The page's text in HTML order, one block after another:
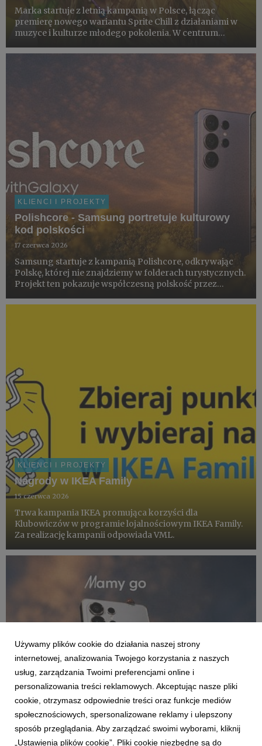
Marka startuje z letnią kampanią w Polsce, łącząc
premierę nowego wariantu Sprite Chill z działaniami w
muzyce i kulturze młodego pokolenia. W centrum
współprace z artystami i partnerami z obszaru kultury
KLIENCI I PROJEKTY
Polishcore - Samsung portretuje kulturowy
kod polskości
17 czerwca 2026
Samsung startuje z kampanią Polishcore, odkrywając
Polskę, której nie znajdziemy w folderach turystycznych.
Projekt ten pokazuje współczesną polskość przez
dokumentowanych smartfonem Galaxy S26 Ultra z
KLIENCI I PROJEKTY
Nagrody w IKEA Family
15 czerwca 2026
Trwa kampania IKEA promująca korzyści dla
Klubowiczów w programie lojalnościowym IKEA Family.
Za realizację kampanii odpowiada VML.
KLIENCI I PROJEKTY
Samsung ponownie wybiera VML
Używamy plików cookie do działania naszej strony
internetowej, analizowania Twojego korzystania z naszych
usług, zarządzania Twoimi preferencjami online i
personalizowania treści reklamowych. Akceptując nasze pliki
cookie, otrzymasz odpowiednie treści oraz funkcje mediów
społecznościowych, spersonalizowane reklamy i ulepszony
sposób przeglądania. Aby zarządzać swoimi wyborami, kliknij
„Ustawienia plików cookie”. Pliki cookie niezbędne są do